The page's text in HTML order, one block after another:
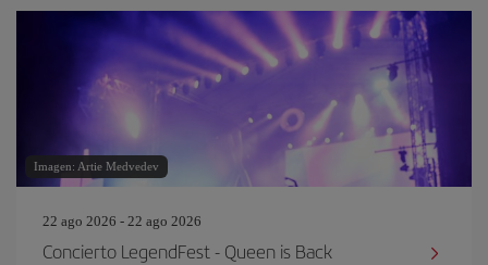
Imagen: Artie Medvedev
22 ago 2026 - 22 ago 2026
Concierto LegendFest - Queen is Back